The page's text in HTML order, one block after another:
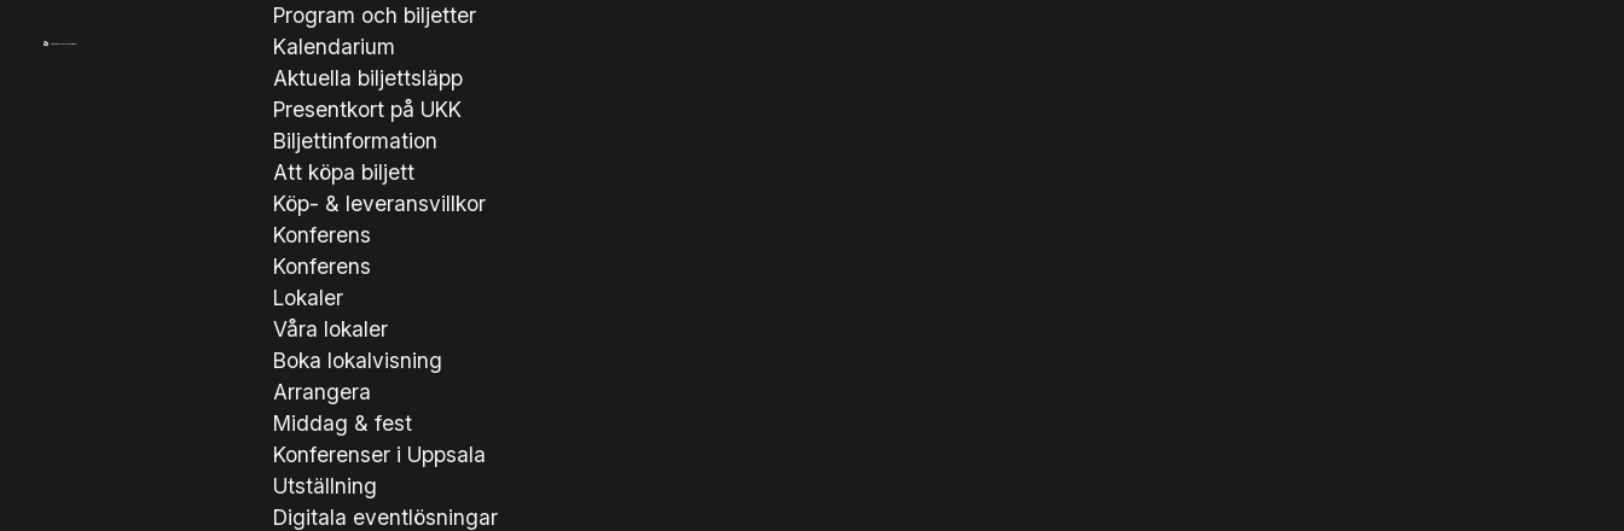
Program och biljetter
Kalendarium
Aktuella biljettsläpp
Presentkort på UKK
Biljettinformation
Att köpa biljett
Köp- & leveransvillkor
Konferens
Konferens
Lokaler
Våra lokaler
Boka lokalvisning
Arrangera
Middag & fest
Konferenser i Uppsala
Utställning
Digitala eventlösningar